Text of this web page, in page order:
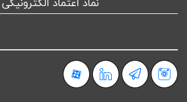
نماد اعتماد الکترونیکی